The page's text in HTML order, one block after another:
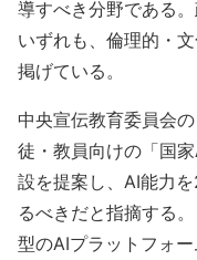
導すべき分野である
いずれも、倫理的・
掲げている。
中央宣伝教育委員会
徒・教員向けの「国
設を提案し、AI能力
るべきだと指摘する
型のAIプラットフォ